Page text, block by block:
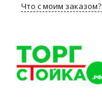
Что с моим заказом?